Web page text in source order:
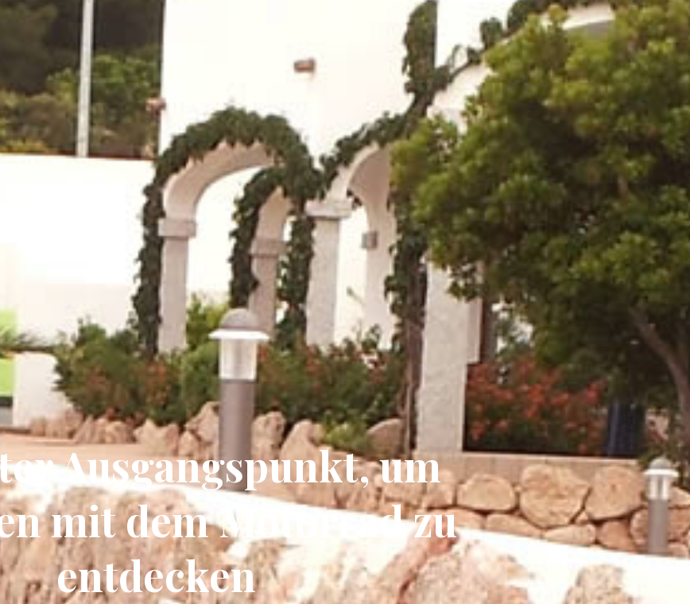
Ausgangspunkt, um
mit dem Motorrad zu
entdecken